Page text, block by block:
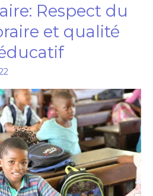
Respect du
et qualité